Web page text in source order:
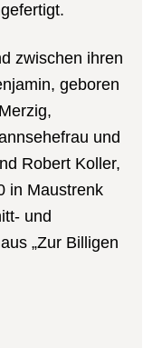
zwischen ihren
geboren
und
Robert Koller,
in Maustrenk
und
„Zur Billigen